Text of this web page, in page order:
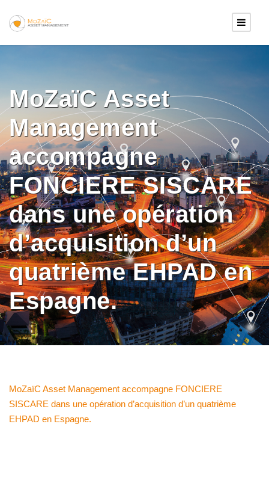
MoZaïC Asset
Management
accompagne
FONCIERE SISCARE
dans une opération
d’acquisition d’un
quatrième EHPAD en
Espagne.
MoZaïC Asset Management accompagne FONCIERE
SISCARE dans une opération d’acquisition d’un quatrième
EHPAD en Espagne.